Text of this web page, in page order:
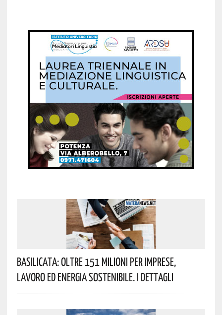
Basilicata: Oltre 151 Milioni Per Imprese,
Lavoro Ed Energia Sostenibile. I Dettagli